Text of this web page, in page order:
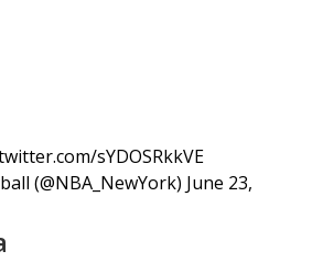
sYDOSRkkVE
(@NBA_NewYork) June 23,